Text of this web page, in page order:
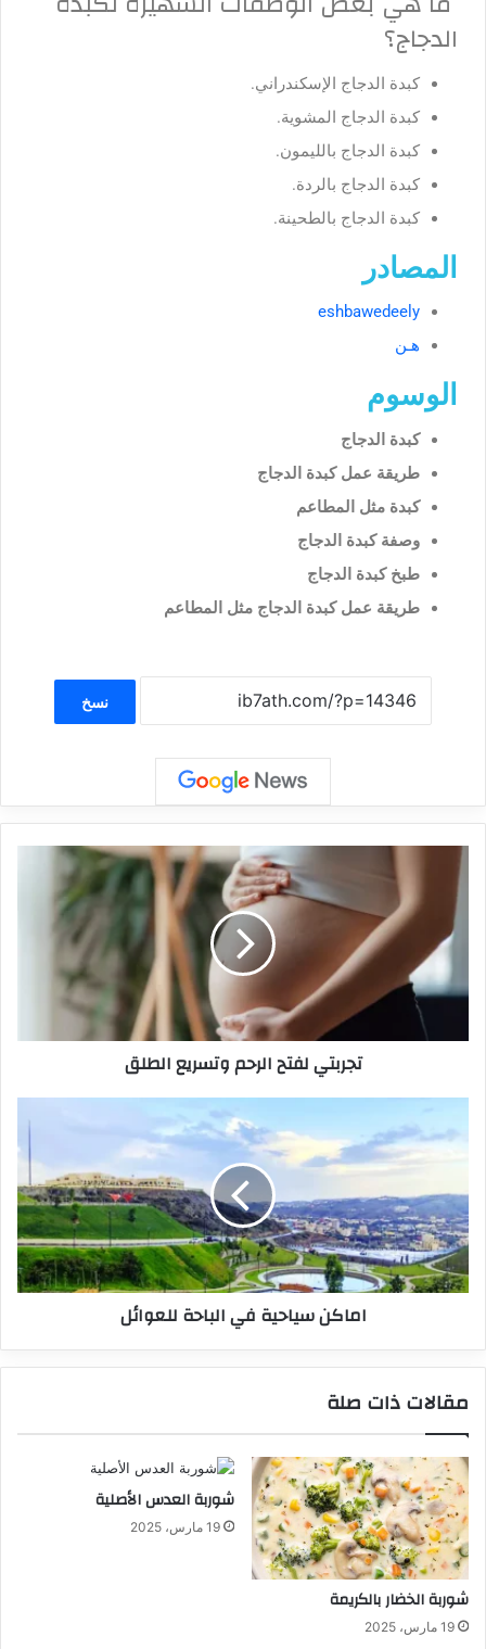
الدجاج؟
كبدة الدجاج الإسكندراني.
كبدة الدجاج المشوية.
كبدة الدجاج بالليمون.
كبدة الدجاج بالردة.
كبدة الدجاج بالطحينة.
المصادر
eshbawedeely
هـن
الوسوم
كبدة الدجاج
طريقة عمل كبدة الدجاج
كبدة مثل المطاعم
وصفة كبدة الدجاج
طبخ كبدة الدجاج
طريقة عمل كبدة الدجاج مثل المطاعم
نسخ
تجربتي لفتح الرحم وتسريع الطلق
اماكن سياحية في الباحة للعوائل
مقالات ذات صلة
شوربة الخضار بالكريمة
19 مارس، 2025
شوربة العدس الأصلية
19 مارس، 2025